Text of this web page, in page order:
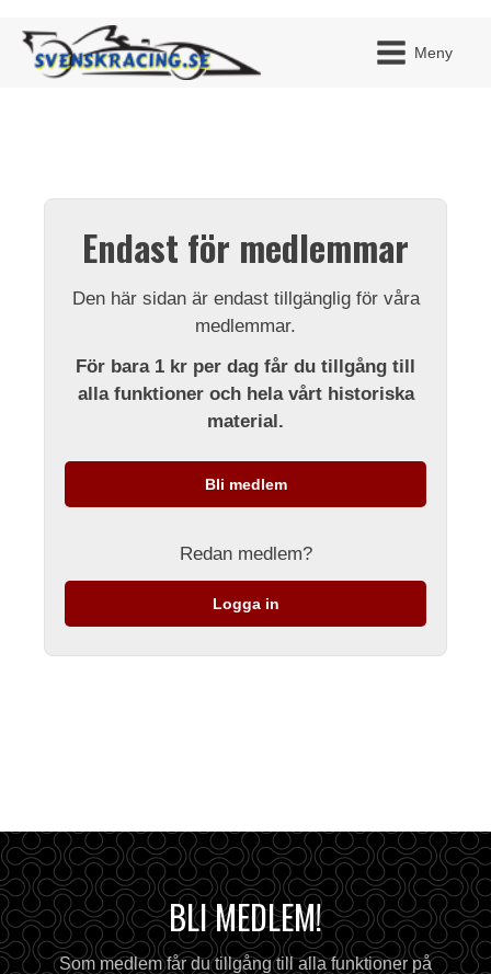
Meny
Endast för medlemmar
Den här sidan är endast tillgänglig för våra
medlemmar.
För bara 1 kr per dag får du tillgång till
alla funktioner och hela vårt historiska
material.
Bli medlem
Redan medlem?
Logga in
BLI MEDLEM!
Som medlem får du tillgång till alla funktioner på